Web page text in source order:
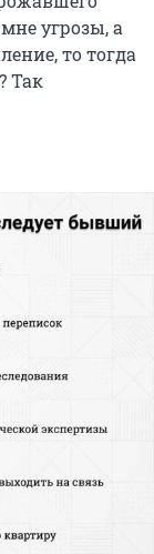
угрозы, а
то тогда
Так